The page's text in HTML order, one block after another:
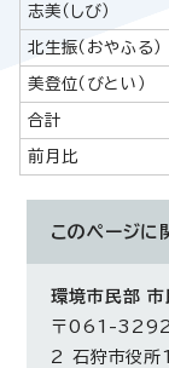
志美（しび）
北生振（おやふる）
美登位（びとい）
合計
前月比
このページに
環境市民部 市
〒061-3292
2 石狩市役所